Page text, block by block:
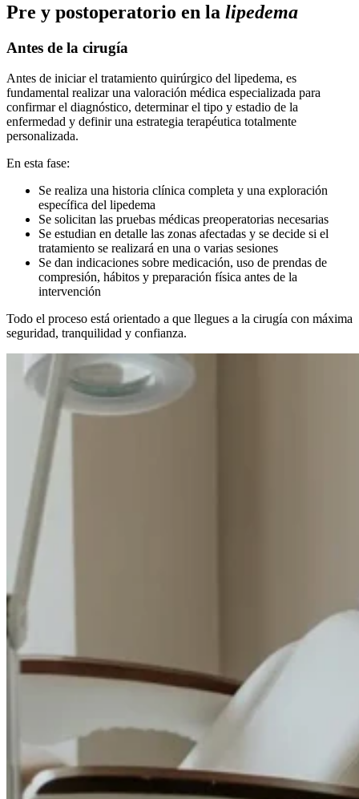
Pre y postoperatorio en la lipedema
Antes de la cirugía
Antes de iniciar el tratamiento quirúrgico del lipedema, es
fundamental realizar una valoración médica especializada para
confirmar el diagnóstico, determinar el tipo y estadio de la
enfermedad y definir una estrategia terapéutica totalmente
personalizada.
En esta fase:
Se realiza una historia clínica completa y una exploración
específica del lipedema
Se solicitan las pruebas médicas preoperatorias necesarias
Se estudian en detalle las zonas afectadas y se decide si el
tratamiento se realizará en una o varias sesiones
Se dan indicaciones sobre medicación, uso de prendas de
compresión, hábitos y preparación física antes de la
intervención
Todo el proceso está orientado a que llegues a la cirugía con máxima
seguridad, tranquilidad y confianza.